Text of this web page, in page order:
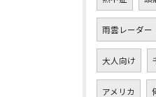
雨雲レーダー
大人向け
アメリカ